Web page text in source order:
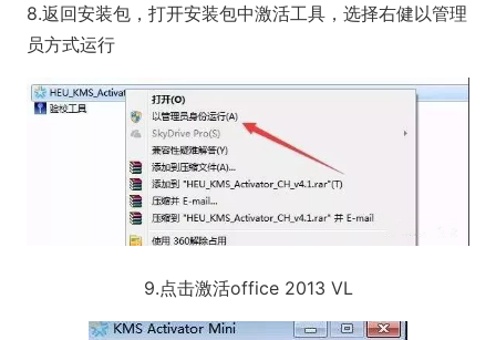
8.返回安装包，打开安装包中激活工具，选择右健以管理
员方式运行
9.点击激活office 2013 VL